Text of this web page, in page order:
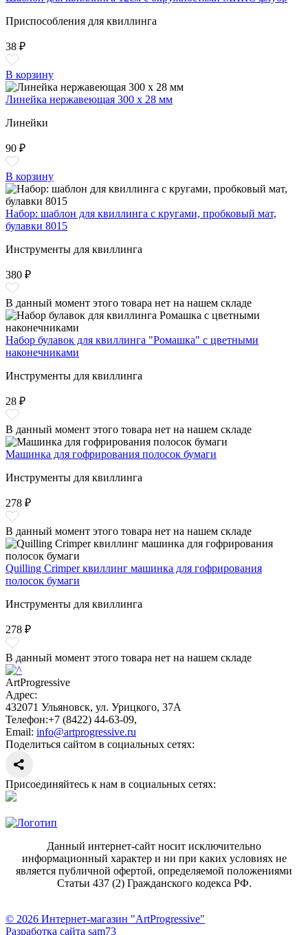
Приспособления для квиллинга
38 ₽
В корзину
Линейка нержавеющая 300 х 28 мм
Линейки
90 ₽
В корзину
Набор: шаблон для квиллинга с кругами, пробковый мат,
булавки 8015
Инструменты для квиллинга
380 ₽
В данный момент этого товара нет на нашем складе
Набор булавок для квиллинга "Ромашка" с цветными
наконечниками
Инструменты для квиллинга
28 ₽
В данный момент этого товара нет на нашем складе
Машинка для гофрирования полосок бумаги
Инструменты для квиллинга
278 ₽
В данный момент этого товара нет на нашем складе
Quilling Crimper квиллинг машинка для гофрирования
полосок бумаги
Инструменты для квиллинга
278 ₽
В данный момент этого товара нет на нашем складе
ArtProgressive
Адрес:
432071 Ульяновск, ул. Урицкого, 37А
Телефон:+7 (8422) 44-63-09,
Email: info@artprogressive.ru
Поделиться сайтом в социальных сетях:
Присоединяйтесь к нам в социальных сетях:
Данный интернет-сайт носит исключительно
информационный характер и ни при каких условиях не
является публичной офертой, определяемой положениями
Статьи 437 (2) Гражданского кодекса РФ.
© 2026 Интернет-магазин "ArtProgressive"
Разработка сайта sam73